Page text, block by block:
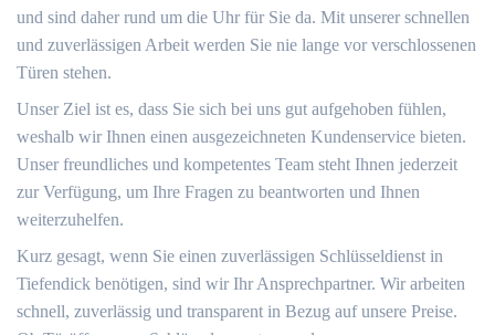
und sind daher rund um die Uhr für Sie da. Mit unserer schnellen
und zuverlässigen Arbeit werden Sie nie lange vor verschlossenen
Türen stehen.
Unser Ziel ist es, dass Sie sich bei uns gut aufgehoben fühlen,
weshalb wir Ihnen einen ausgezeichneten Kundenservice bieten.
Unser freundliches und kompetentes Team steht Ihnen jederzeit
zur Verfügung, um Ihre Fragen zu beantworten und Ihnen
weiterzuhelfen.
Kurz gesagt, wenn Sie einen zuverlässigen Schlüsseldienst in
Tiefendick benötigen, sind wir Ihr Ansprechpartner. Wir arbeiten
schnell, zuverlässig und transparent in Bezug auf unsere Preise.